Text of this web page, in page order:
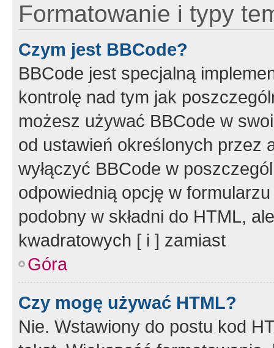
Formatowanie i typy
Czym jest BBCode?
BBCode jest specjalną
kontrolę nad tym jak
możesz używać BBCode w
od ustawień określonych przez
wyłączyć BBCode w
odpowiednią opcję w
podobny w składni do HTML,
kwadratowych [ i ] zamiast
Góra
Czy mogę używać HTML?
Nie. Wstawiony do postu kod